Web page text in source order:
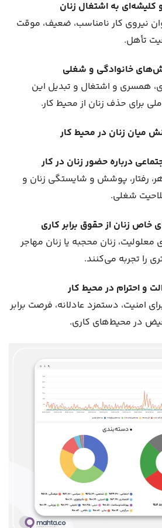
کلیشه‌ای به اشتغال زنان
نیروی کار نامناسب، ضعیف، موقت
تأهل.
خانوادگی و شغلی
همسری و اشتغال و تبدیل این
برای حذف زنان از محیط کار.
میان زنان در محیط کار
درباره حضور زنان در کار
رفتار، پوشش و شایستگی زنان و
شغلی.
زنان از حقوق برابر کاری
معلولیت، زنان محجبه یا زنان مهاجر
را تجربه می‌کنند.
و احترام در محیط کار
امنیت، دستمزد عادلانه، فرصت برابر
در محیط‌های کاری.